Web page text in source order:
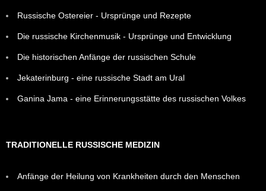
Russische Ostereier - Ursprünge und Rezepte
Die russische Kirchenmusik - Ursprünge und Entwicklung
Die historischen Anfänge der russischen Schule
Jekaterinburg - eine russische Stadt am Ural
Ganina Jama - eine Erinnerungsstätte des russischen Volkes
TRADITIONELLE RUSSISCHE MEDIZIN
Anfänge der Heilung von Krankheiten durch den Menschen